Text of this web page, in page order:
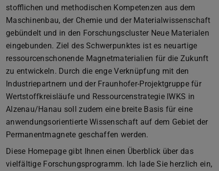
stofflichen und methodischen Kompetenzen aus dem
Maschinenbau, der Chemie und der Materialwissenschaft
gebündelt und in den Forschungscluster Neue Materialen
eingebunden. Ziel des Schwerpunktes ist es neuartige
ressourcenschonende Magnetmaterialien für die Zukunft
zu entwickeln. Durch die enge Verknüpfung mit den
Industriepartnern und der Fraunhofer-Projektgruppe für
Wertstoffkreisläufe und Ressourcenstrategie IWKS in
Alzenau/Hanau soll zudem eine breite Basis für eine
anwendungsorientierte Wissenschaft auf dem Gebiet der
Permanentmagnete geschaffen werden.
Diese Homepage gibt Ihnen einen Überblick über das
vielfältige Forschungsprogramm. Ich lade Sie herzlich ein,